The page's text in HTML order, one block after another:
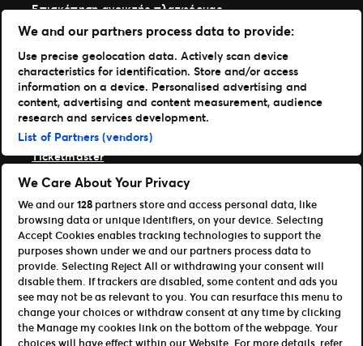
Επισκόπηση ανοικτής πλατφόρμας
Συνεργάτες & Συνεργάτες Διανομής
Προγραμματιστές (API και SDK)
Πόροι
Κέντρο Τύπου
Υποστήριξη
Portfolio
Ticketmaster
TicketWeb
Universe
Elevate
Εταίροι
Επισκόπηση ανοικτής πλατφόρμας
Συνεργάτες & Συνεργάτες Διανομής
Προγραμματιστές (API και SDK)
Terms of Use Πολιτική ΑπορρήτουΠολιτική Cookies
We and our partners process data to provide:
Use precise geolocation data. Actively scan device
characteristics for identification. Store and/or access
information on a device. Personalised advertising and
content, advertising and content measurement, audience
research and services development.
List of Partners (vendors)
We Care About Your Privacy
We and our128 partners store and access personal data, like
browsing data or unique identifiers, on your device. Selecting
Accept Cookies enables tracking technologies to support the
purposes shown under we and our partners process data to
provide. Selecting Reject All or withdrawing your consent will
disable them. If trackers are disabled, some content and ads you
see may not be as relevant to you. You can resurface this menu to
change your choices or withdraw consent at any time by clicking
the Manage my cookies link on the bottom of the webpage. Your
choices will have effect within our Website. For more details, refer